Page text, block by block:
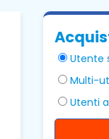
Utente
Multi-
Utenti